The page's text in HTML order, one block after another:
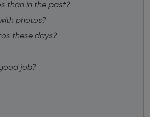
than in the past?
photos?
these days?
job?